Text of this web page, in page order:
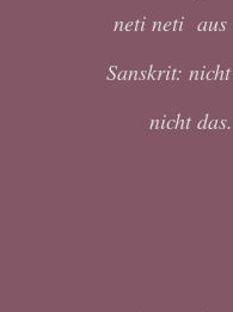
neti neti aus
Sanskrit:
nicht das.